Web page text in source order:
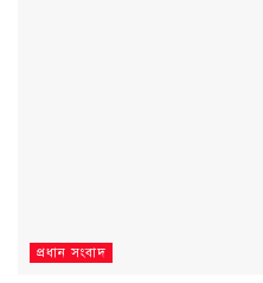
প্রধান সংবাদ